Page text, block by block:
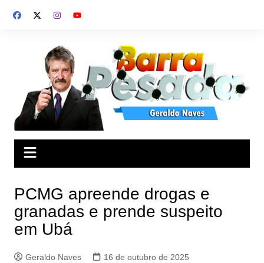
para
PCMG apreende drogas e
granadas e prende suspeito
em Ubá
Geraldo Naves
16 de outubro de 2025